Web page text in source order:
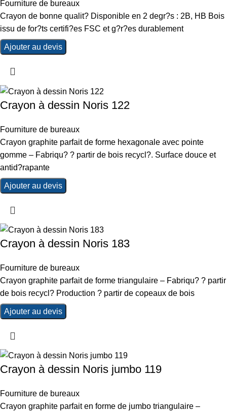
Fourniture de bureaux
Crayon de bonne qualit? Disponible en 2 degr?s : 2B, HB Bois
issu de for?ts certifi?es FSC et g?r?es durablement
Ajouter au devis
Crayon à dessin Noris 122
Fourniture de bureaux
Crayon graphite parfait de forme hexagonale avec pointe
gomme – Fabriqu? ? partir de bois recycl?. Surface douce et
antid?rapante
Ajouter au devis
Crayon à dessin Noris 183
Fourniture de bureaux
Crayon graphite parfait de forme triangulaire – Fabriqu? ? partir
de bois recycl? Production ? partir de copeaux de bois
Ajouter au devis
Crayon à dessin Noris jumbo 119
Fourniture de bureaux
Crayon graphite parfait en forme de jumbo triangulaire –